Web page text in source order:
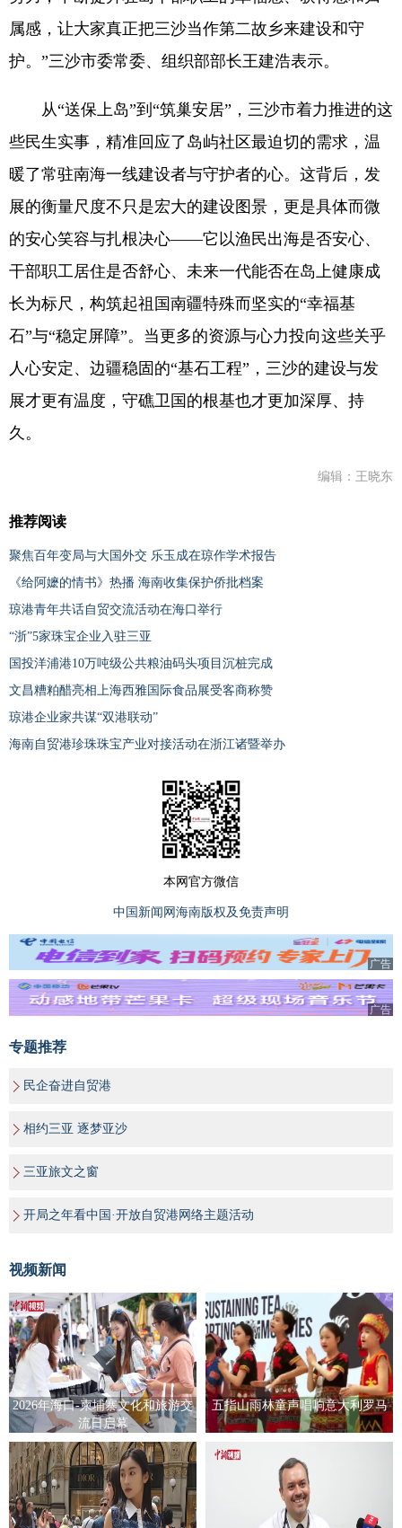
属感，让大家真正把三沙当作第二故乡来建设和守
护。”三沙市委常委、组织部部长王建浩表示。
从“送保上岛”到“筑巢安居”，三沙市着力推进的这
些民生实事，精准回应了岛屿社区最迫切的需求，温
暖了常驻南海一线建设者与守护者的心。这背后，发
展的衡量尺度不只是宏大的建设图景，更是具体而微
的安心笑容与扎根决心——它以渔民出海是否安心、
干部职工居住是否舒心、未来一代能否在岛上健康成
长为标尺，构筑起祖国南疆特殊而坚实的“幸福基
石”与“稳定屏障”。当更多的资源与心力投向这些关乎
人心安定、边疆稳固的“基石工程”，三沙的建设与发
展才更有温度，守礁卫国的根基也才更加深厚、持
久。
编辑：王晓东
推荐阅读
聚焦百年变局与大国外交 乐玉成在琼作学术报告
《给阿嬷的情书》热播 海南收集保护侨批档案
琼港青年共话自贸交流活动在海口举行
“浙”5家珠宝企业入驻三亚
国投洋浦港10万吨级公共粮油码头项目沉桩完成
文昌糟粕醋亮相上海西雅国际食品展受客商称赞
琼港企业家共谋“双港联动”
海南自贸港珍珠珠宝产业对接活动在浙江诸暨举办
本网官方微信
中国新闻网海南版权及免责声明
广告
广告
专题推荐
民企奋进自贸港
相约三亚 逐梦亚沙
三亚旅文之窗
开局之年看中国·开放自贸港网络主题活动
视频新闻
2026年海口-柬埔寨文化和旅游交
流日启幕
五指山雨林童声唱响意大利罗马